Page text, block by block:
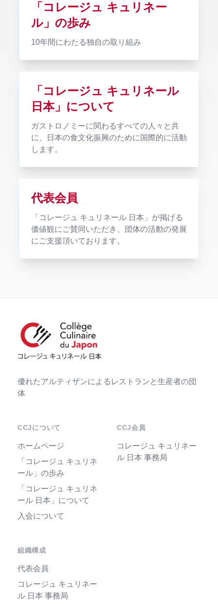
「コレージュ キュリネー
ル」の歩み
10年間にわたる独自の取り組み
「コレージュ キュリネール
日本」について
ガストロノミーに関わるすべての人々と共
に、日本の食文化振興のために国際的に活動
します。
代表会員
「コレージュ キュリネール 日本」が掲げる
価値観にご賛同いただき、団体の活動の発展
にご支援頂いております。
優れたアルティザンによるレストランと生産者の団
体
CCJについて
ホームページ
「コレージュ キュリネ
ール」の歩み
「コレージュ キュリネ
ール 日本」について
入会について
組織構成
代表会員
コレージュ キュリネー
ル 日本 事務局
CCJ会員
コレージュ キュリネー
ル 日本 事務局